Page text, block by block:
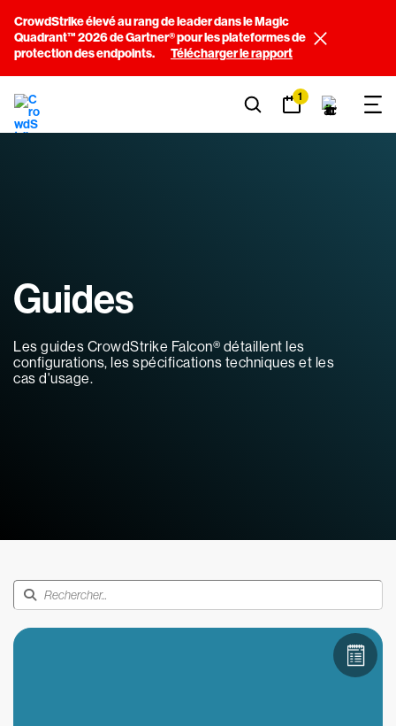
CrowdStrike élevé au rang de leader dans le Magic
Quadrant™ 2026 de Gartner® pour les plateformes de
protection des endpoints.
Télécharger le rapport
1
Guides
Les guides CrowdStrike Falcon® détaillent les
configurations, les spécifications techniques et les
cas d'usage.